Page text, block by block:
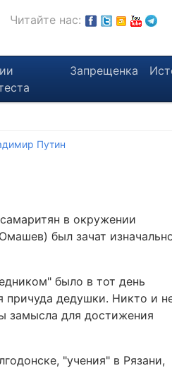
Читайте нас:
Запрещенка
Путин
в окружении
был зачат
было в тот день
причуда дедушки. Никто и
замысла для достижения
"учения" в Рязани,